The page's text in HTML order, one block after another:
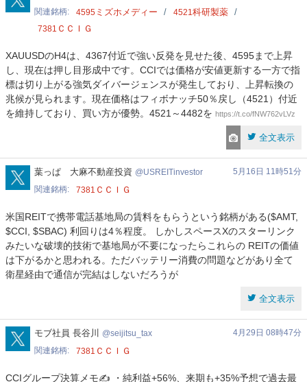
関連銘柄
4595 ミズホメディー 4521科研製薬
7381 ＣＣＩＧ
XAUUSDのH4は、4367付近で強い反発を見せた後、4595まで上昇
し、現在は押し目形成中です。CCIでは価格が安値更新する一方で指
標は切り上がる強気ダイバージェンスが発生しており、上昇転換の
兆候が見られます。現在価格はフィボナッチ50％戻し（4521）付近
を維持しており、買い方が優勢。4521～4482を https://t.co/fNW762vLVz
全文表示
USREITinvestor
葉っぱ 大麻不動産投資 USREITinvestor
5月16日 11時51分
関連銘柄
7381 ＣＣＩＧ
米国REITで携帯電話基地局の賃料をもらうという銘柄がある($AMT,
$CCI, $SBAC) 利回りは4％程度。 しかしスペースXのスターリンク
みたいな破壊的技術で基地局が不要になったらこれらの REITの価値
は下がるかと思われる。ただバッテリー消費の問題などがあり全て
衛星経由で通信が完結はしないだろうが
全文表示
seijitsu_tax
モブ社員 長谷川 seijitsu_tax
4月29日 08時47分
関連銘柄
7381 ＣＣＩＧ
CCIグループ決算メモ✍️ ・純利益+56%、来期も+35%予想で過去最